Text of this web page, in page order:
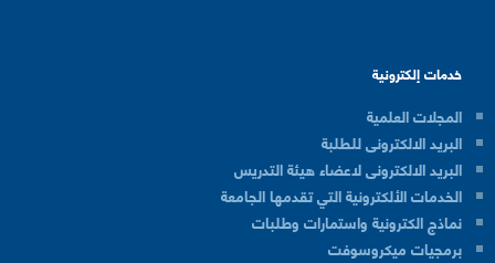
خدمات إلكترونية
المجلات العلمية
البريد الالكترونى للطلبة
البريد الالكترونى لاعضاء هيئة التدريس
الخدمات الألكترونية التي تقدمها الجامعة
نماذج الكترونية واستمارات وطلبات
برمجيات ميكروسوفت